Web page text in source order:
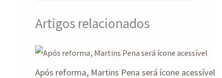
Artigos relacionados
Após reforma, Martins Pena será ícone acessível